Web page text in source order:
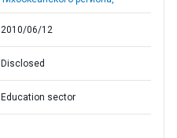
2010/06/12
Disclosed
Education sector